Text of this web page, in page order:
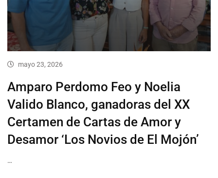
mayo 23, 2026
Amparo Perdomo Feo y Noelia
Valido Blanco, ganadoras del XX
Certamen de Cartas de Amor y
Desamor ‘Los Novios de El Mojón’
…